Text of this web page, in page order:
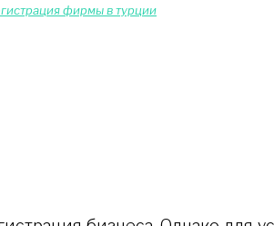
фирмы в турции